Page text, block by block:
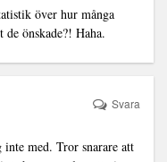
över hur många
önskade?! Haha.
med. Tror snarare att
Svara